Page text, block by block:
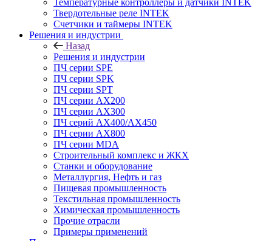
Температурные контроллеры и датчики INTEK
Твердотельные реле INTEK
Счетчики и таймеры INTEK
Решения и индустрии
Назад
Решения и индустрии
ПЧ серии SPE
ПЧ серии SPK
ПЧ серии SPT
ПЧ серии AX200
ПЧ серии AX300
ПЧ серий AX400/AX450
ПЧ серии AX800
ПЧ серии MDA
Строительный комплекс и ЖКХ
Станки и оборудование
Металлургия, Нефть и газ
Пищевая промышленность
Текстильная промышленность
Химическая промышленность
Прочие отрасли
Примеры применений